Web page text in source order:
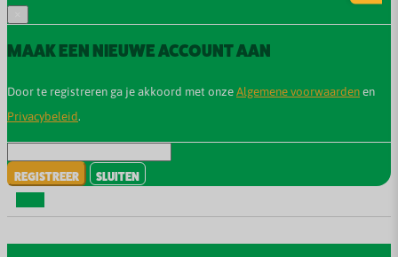
MAAK EEN NIEUWE ACCOUNT AAN
Door te registreren ga je akkoord met onze Algemene voorwaarden en
Privacybeleid.
REGISTREER SLUITEN